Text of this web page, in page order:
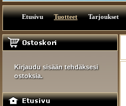
Etusivu Tuotteet Tarjoukset
Kirjaudu sisään tehdäksesi
ostoksia.